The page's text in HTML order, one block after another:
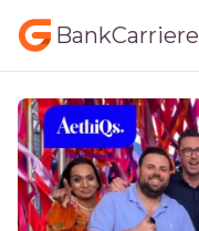
BankCarriere